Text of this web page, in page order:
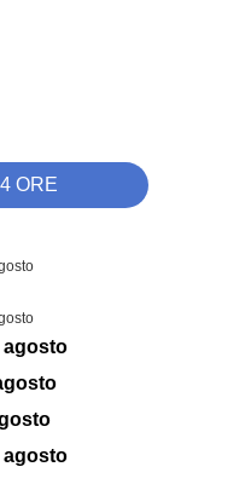
ORE
agosto
agosto